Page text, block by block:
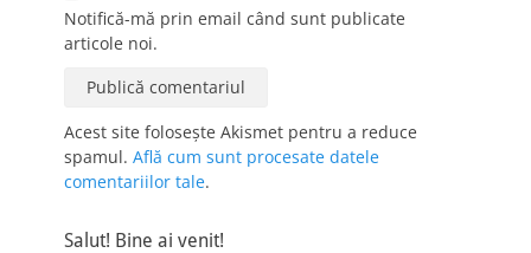
Notifică-mă prin email când sunt publicate
articole noi.
Acest site folosește Akismet pentru a reduce
spamul. Află cum sunt procesate datele
comentariilor tale.
Salut! Bine ai venit!